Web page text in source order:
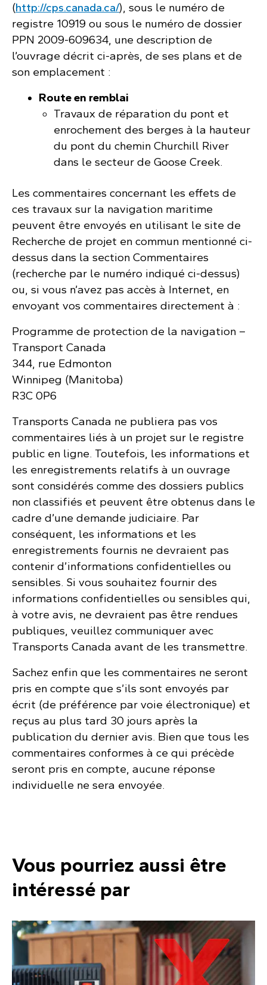
(http://cps.canada.ca/), sous le numéro de
registre 10919 ou sous le numéro de dossier
PPN 2009-609634, une description de
l’ouvrage décrit ci-après, de ses plans et de
son emplacement :
Route en remblai
Travaux de réparation du pont et
enrochement des berges à la hauteur
du pont du chemin Churchill River
dans le secteur de Goose Creek.
Les commentaires concernant les effets de
ces travaux sur la navigation maritime
peuvent être envoyés en utilisant le site de
Recherche de projet en commun mentionné ci-
dessus dans la section Commentaires
(recherche par le numéro indiqué ci-dessus)
ou, si vous n’avez pas accès à Internet, en
envoyant vos commentaires directement à :
Programme de protection de la navigation –
Transport Canada
344, rue Edmonton
Winnipeg (Manitoba)
R3C 0P6
Transports Canada ne publiera pas vos
commentaires liés à un projet sur le registre
public en ligne. Toutefois, les informations et
les enregistrements relatifs à un ouvrage
sont considérés comme des dossiers publics
non classifiés et peuvent être obtenus dans le
cadre d’une demande judiciaire. Par
conséquent, les informations et les
enregistrements fournis ne devraient pas
contenir d’informations confidentielles ou
sensibles. Si vous souhaitez fournir des
informations confidentielles ou sensibles qui,
à votre avis, ne devraient pas être rendues
publiques, veuillez communiquer avec
Transports Canada avant de les transmettre.
Sachez enfin que les commentaires ne seront
pris en compte que s’ils sont envoyés par
écrit (de préférence par voie électronique) et
reçus au plus tard 30 jours après la
publication du dernier avis. Bien que tous les
commentaires conformes à ce qui précède
seront pris en compte, aucune réponse
individuelle ne sera envoyée.
Vous pourriez aussi être
intéressé par